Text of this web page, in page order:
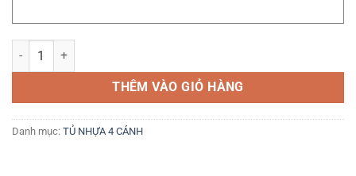
Tủ 4 cánh óc 2 hộc kéo giữa số lượng
THÊM VÀO GIỎ HÀNG
Danh mục: TỦ NHỰA 4 CÁNH